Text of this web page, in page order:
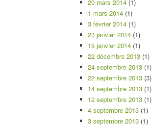
20 mars 2014 (1)
1 mars 2014 (1)
3 février 2014 (1)
23 janvier 2014 (1)
15 janvier 2014 (1)
22 décembre 2013 (1)
24 septembre 2013 (1)
22 septembre 2013 (3)
14 septembre 2013 (1)
12 septembre 2013 (1)
4 septembre 2013 (1)
3 septembre 2013 (1)